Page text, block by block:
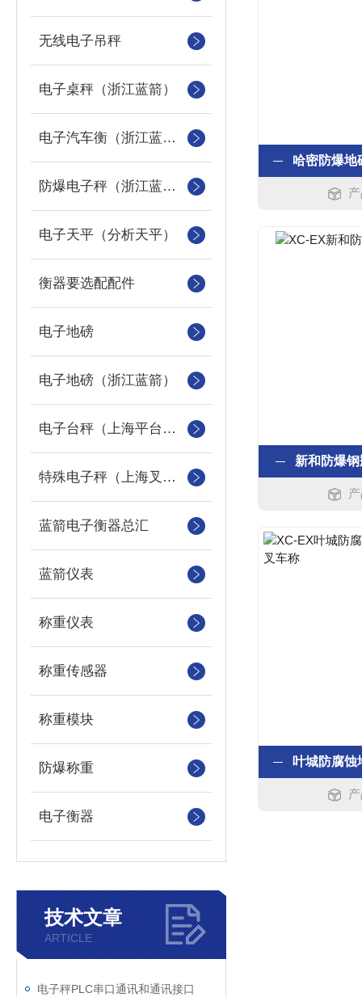
无线电子吊秤
电子桌秤（浙江蓝箭）
电子汽车衡（浙江蓝箭汽车衡）
防爆电子秤（浙江蓝箭防爆秤）
电子天平（分析天平）
衡器要选配配件
电子地磅
电子地磅（浙江蓝箭）
电子台秤（上海平台称）
特殊电子秤（上海叉车秤）
蓝箭电子衡器总汇
蓝箭仪表
称重仪表
称重传感器
称重模块
防爆称重
电子衡器
技术文章
ARTICLE
电子秤PLC串口通讯和通讯接口
新和防爆